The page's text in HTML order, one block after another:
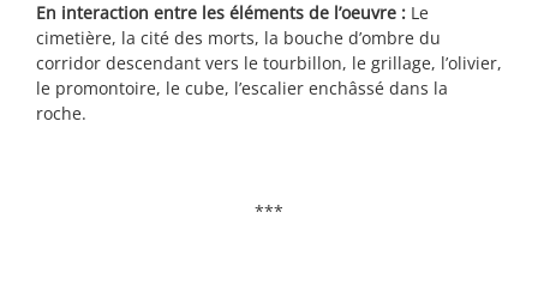
En interaction entre les éléments de l’oeuvre : Le
cimetière, la cité des morts, la bouche d’ombre du
corridor descendant vers le tourbillon, le grillage, l’olivier,
le promontoire, le cube, l’escalier enchâssé dans la
roche.
***